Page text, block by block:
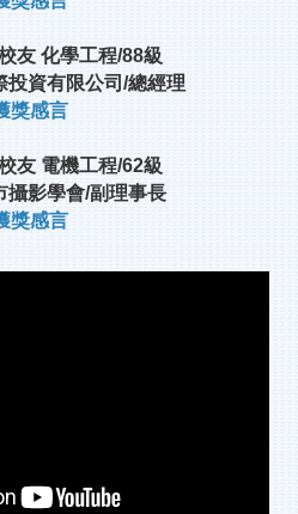
友 化學工程/88級
投資有限公司/總經理
獎感言
友 電機工程/62級
攝影學會/副理事長
獎感言